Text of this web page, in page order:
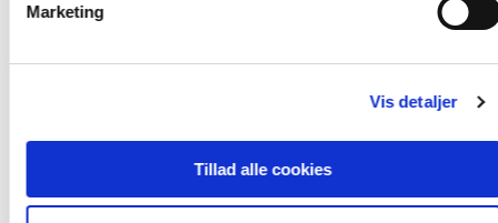
Marketing
Vis detaljer
Tillad alle cookies
Didaktikserien
Stig Toke Gissel Tom Steffensen Stine Kragholm Knudsen Lone Wulff